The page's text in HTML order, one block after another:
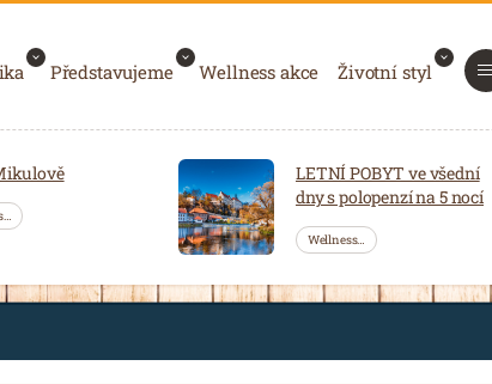
Představujeme Wellness akce Životní styl
LETNÍ POBYT ve všední
dny s polopenzí na 5 nocí
Wellness…